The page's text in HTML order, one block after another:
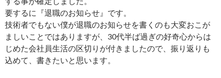
要するに『退職のお知らせ』です。
技術者でもない僕が退職のお知らせを書くのも大変おこが
ましいことではありますが、30代半ば過ぎの好奇心からは
じめた会社員生活の区切りが付きましたので、振り返りも
込めて、書きたいと思います。